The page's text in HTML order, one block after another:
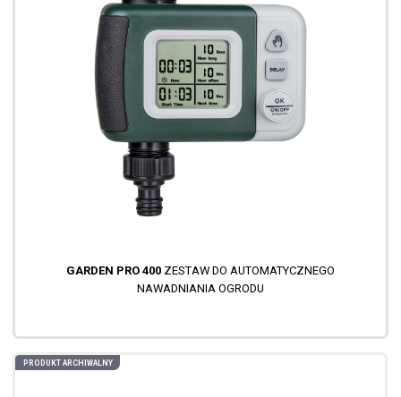
GARDEN PRO 400 ZESTAW DO AUTOMATYCZNEGO
NAWADNIANIA OGRODU
PRODUKT ARCHIWALNY